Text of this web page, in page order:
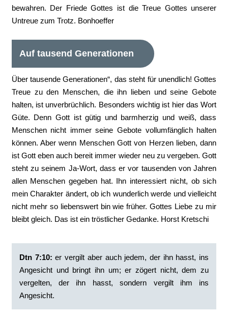
bewahren. Der Friede Gottes ist die Treue Gottes unserer
Untreue zum Trotz. Bonhoeffer
Auf tausend Generationen
Über tausende Generationen“, das steht für unendlich! Gottes
Treue zu den Menschen, die ihn lieben und seine Gebote
halten, ist unverbrüchlich. Besonders wichtig ist hier das Wort
Güte. Denn Gott ist gütig und barmherzig und weiß, dass
Menschen nicht immer seine Gebote vollumfänglich halten
können. Aber wenn Menschen Gott von Herzen lieben, dann
ist Gott eben auch bereit immer wieder neu zu vergeben. Gott
steht zu seinem Ja-Wort, dass er vor tausenden von Jahren
allen Menschen gegeben hat. Ihn interessiert nicht, ob sich
mein Charakter ändert, ob ich wunderlich werde und vielleicht
nicht mehr so liebenswert bin wie früher. Gottes Liebe zu mir
bleibt gleich. Das ist ein tröstlicher Gedanke. Horst Kretschi
Dtn 7:10: ‭er vergilt aber auch jedem, der ihn hasst, ins
Angesicht und bringt ihn um; er zögert nicht, dem zu
vergelten, der ihn hasst, sondern vergilt ihm ins
Angesicht.